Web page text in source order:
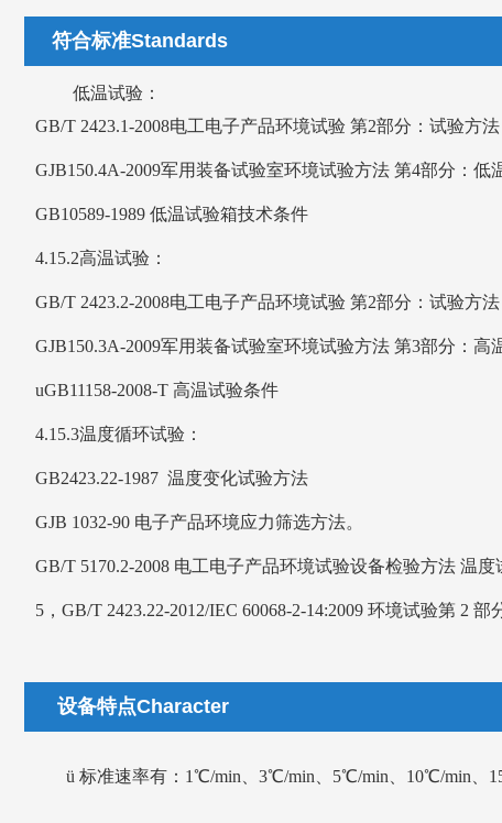
符合标准Standards
低温试验：
GB/T 2423.1-2008电工电子产品环境试验 第2部分：试验方法
GJB150.4A-2009军用装备试验室环境试验方法 第4部分：低
GB10589-1989 低温试验箱技术条件
4.15.2高温试验：
GB/T 2423.2-2008电工电子产品环境试验 第2部分：试验方法
GJB150.3A-2009军用装备试验室环境试验方法 第3部分：高
uGB11158-2008-T 高温试验条件
4.15.3温度循环试验：
GB2423.22-1987 温度变化试验方法
GJB 1032-90 电子产品环境应力筛选方法。
GB/T 5170.2-2008 电工电子产品环境试验设备检验方法 温
5，GB/T 2423.22-2012/IEC 60068-2-14:2009 环境试验第 2
设备特点Character
ü 标准速率有：1℃/min、3℃/min、5℃/min、10℃/min、